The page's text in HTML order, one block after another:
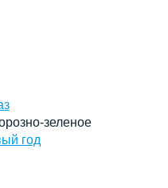
зеленое
год